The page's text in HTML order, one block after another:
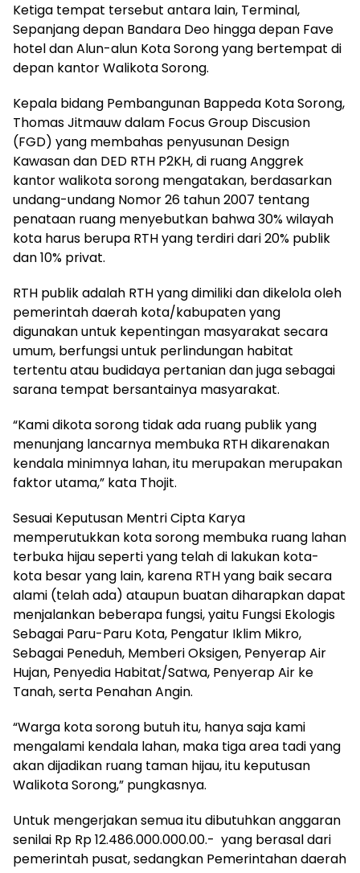
Ketiga tempat tersebut antara lain, Terminal,
Sepanjang depan Bandara Deo hingga depan Fave
hotel dan Alun-alun Kota Sorong yang bertempat di
depan kantor Walikota Sorong.
Kepala bidang Pembangunan Bappeda Kota Sorong,
Thomas Jitmauw dalam Focus Group Discusion
(FGD) yang membahas penyusunan Design
Kawasan dan DED RTH P2KH, di ruang Anggrek
kantor walikota sorong mengatakan, berdasarkan
undang-undang Nomor 26 tahun 2007 tentang
penataan ruang menyebutkan bahwa 30% wilayah
kota harus berupa RTH yang terdiri dari 20% publik
dan 10% privat.
RTH publik adalah RTH yang dimiliki dan dikelola oleh
pemerintah daerah kota/kabupaten yang
digunakan untuk kepentingan masyarakat secara
umum, berfungsi untuk perlindungan habitat
tertentu atau budidaya pertanian dan juga sebagai
sarana tempat bersantainya masyarakat.
“Kami dikota sorong tidak ada ruang publik yang
menunjang lancarnya membuka RTH dikarenakan
kendala minimnya lahan, itu merupakan merupakan
faktor utama,” kata Thojit.
Sesuai Keputusan Mentri Cipta Karya
memperutukkan kota sorong membuka ruang lahan
terbuka hijau seperti yang telah di lakukan kota-
kota besar yang lain, karena RTH yang baik secara
alami (telah ada) ataupun buatan diharapkan dapat
menjalankan beberapa fungsi, yaitu Fungsi Ekologis
Sebagai Paru-Paru Kota, Pengatur Iklim Mikro,
Sebagai Peneduh, Memberi Oksigen, Penyerap Air
Hujan, Penyedia Habitat/Satwa, Penyerap Air ke
Tanah, serta Penahan Angin.
“Warga kota sorong butuh itu, hanya saja kami
mengalami kendala lahan, maka tiga area tadi yang
akan dijadikan ruang taman hijau, itu keputusan
Walikota Sorong,” pungkasnya.
Untuk mengerjakan semua itu dibutuhkan anggaran
senilai Rp Rp 12.486.000.000.00.- yang berasal dari
pemerintah pusat, sedangkan Pemerintahan daerah